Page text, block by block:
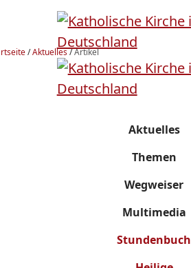
/Aktuelles/Artikel
Aktuelles
Themen
Wegweiser
Multimedia
Stundenbuch